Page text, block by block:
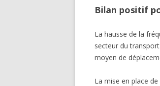
Bilan positif
La hausse de la
secteur du
moyen de
La mise en place